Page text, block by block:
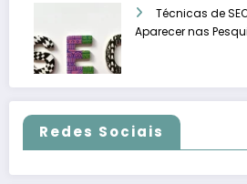
Técnicas de
Aparecer nas
Redes Sociais